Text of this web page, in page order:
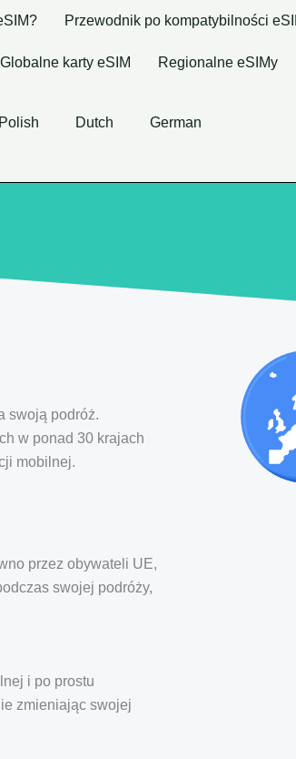
Przewodnik po kompatybilności
Globalne karty eSIM Regionalne eSIMy
Polish Dutch German
swoją podróż.
w ponad 30 krajach
mobilnej.
przez obywateli UE,
swojej podróży,
i po prostu
zmieniając swojej